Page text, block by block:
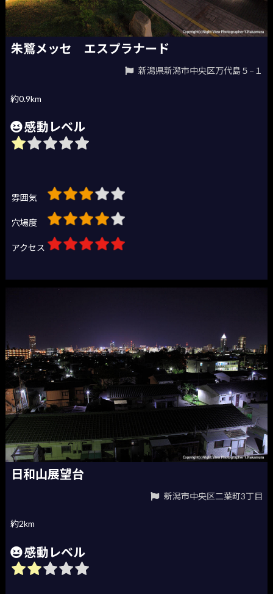
朱鷺メッセ エスプラナード
新潟県新潟市中央区万代島５−１
約0.9km
感動レベル
雰囲気
穴場度
アクセス
日和山展望台
新潟市中央区二葉町3丁目
約2km
感動レベル